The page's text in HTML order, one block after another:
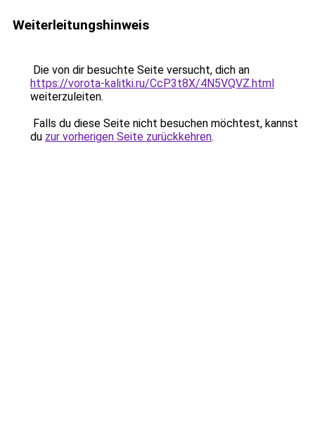
Weiterleitungshinweis
Die von dir besuchte Seite versucht, dich an
https://vorota-kalitki.ru/CcP3t8X/4N5VQVZ.html
weiterzuleiten.
Falls du diese Seite nicht besuchen möchtest, kannst
du zur vorherigen Seite zurückkehren.